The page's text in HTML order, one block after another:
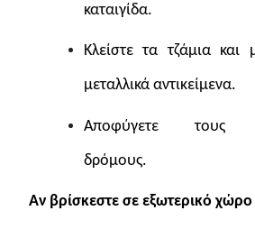
καταιγίδα.
Κλείστε τα τζάμια
μεταλλικά αντικείμενα.
Αποφύγετε τους
δρόμους.
Αν βρίσκεστε σε εξωτερικό χώρο